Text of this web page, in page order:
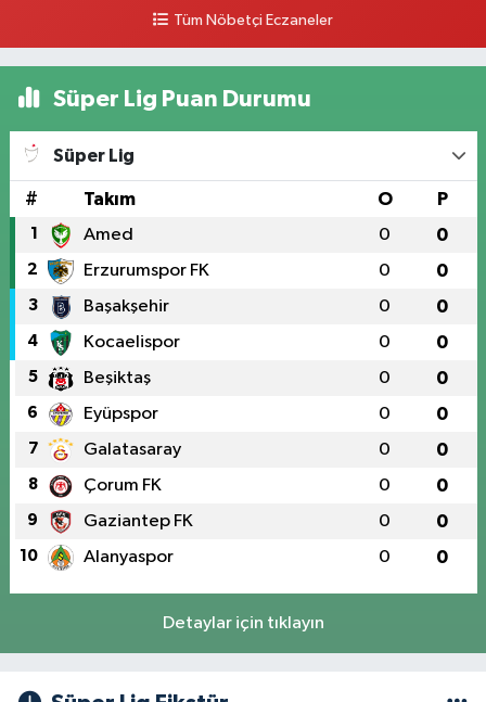
Tüm Nöbetçi Eczaneler
Süper Lig Puan Durumu
Süper Lig
# Takım O P
1 Amed 0 0
2 Erzurumspor FK 0 0
3 Başakşehir 0 0
4 Kocaelispor 0 0
5 Beşiktaş 0 0
6 Eyüpspor 0 0
7 Galatasaray 0 0
8 Çorum FK 0 0
9 Gaziantep FK 0 0
10 Alanyaspor 0 0
Detaylar için tıklayın